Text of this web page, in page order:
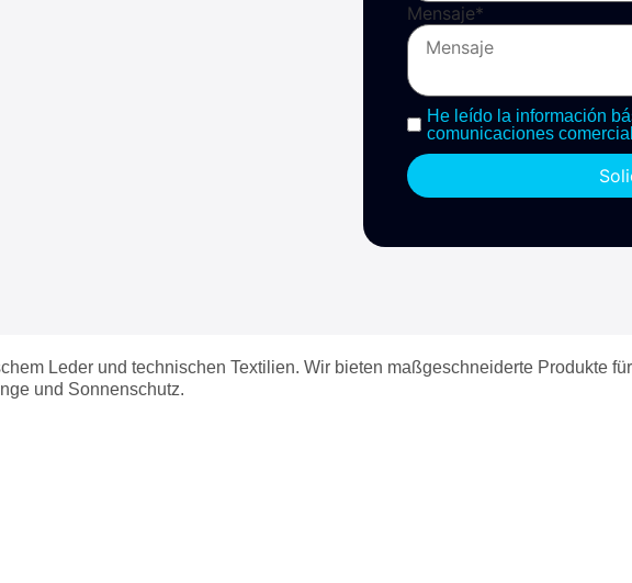
Mensaje*
He leído la información
comunicaciones
Leder und technischen Textilien. Wir bieten maßgeschneiderte Produkte
und Sonnenschutz.